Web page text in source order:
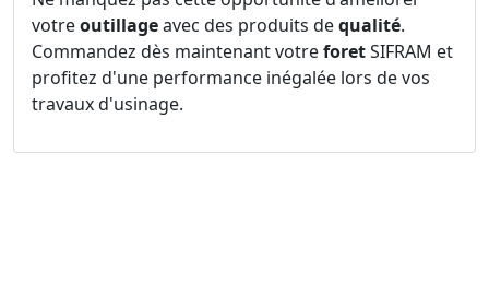
votreoutillageavec des produits dequalité.
Commandez dès maintenant votreforetSIFRAM et
profitez d'une performance inégalée lors de vos
travaux d'usinage.